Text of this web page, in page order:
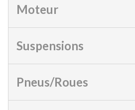
Moteur
Suspensions
Pneus/Roues